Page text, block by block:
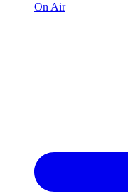
On Air